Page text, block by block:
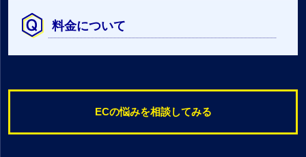
料金について
ECの悩みを相談してみる